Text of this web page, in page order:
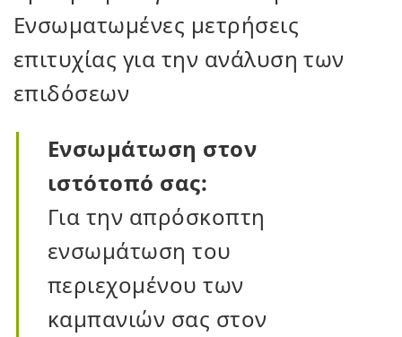
Ενσωματωμένες μετρήσεις
επιτυχίας για την ανάλυση των
επιδόσεων
Ενσωμάτωση στον
ιστότοπό σας:
Για την απρόσκοπτη
ενσωμάτωση του
περιεχομένου των
καμπανιών σας στον